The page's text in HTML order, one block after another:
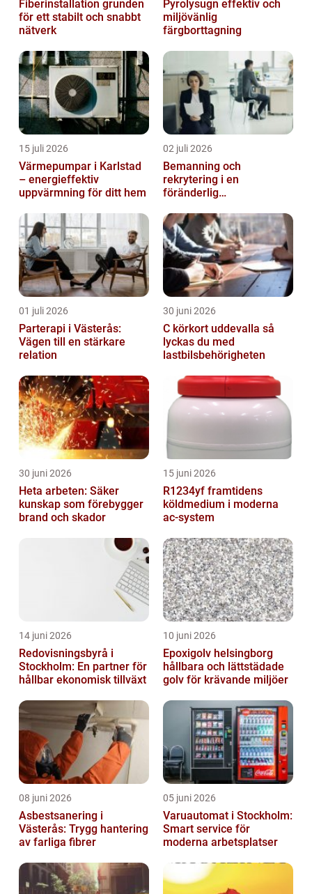
Fiberinstallation grunden
för ett stabilt och snabbt
nätverk
Pyrolysugn effektiv och
miljövänlig
färgborttagning
15 juli 2026
Värmepumpar i Karlstad
– energieffektiv
uppvärmning för ditt hem
02 juli 2026
Bemanning och
rekrytering i en
föränderlig
01 juli 2026
Parterapi i Västerås:
Vägen till en stärkare
relation
30 juni 2026
C körkort uddevalla så
lyckas du med
lastbilsbehörigheten
30 juni 2026
Heta arbeten: Säker
kunskap som förebygger
brand och skador
15 juni 2026
R1234yf framtidens
köldmedium i moderna
ac-system
14 juni 2026
Redovisningsbyrå i
Stockholm: En partner för
hållbar ekonomisk tillväxt
10 juni 2026
Epoxigolv helsingborg
hållbara och lättstädade
golv för krävande miljöer
08 juni 2026
Asbestsanering i
Västerås: Trygg hantering
av farliga fibrer
05 juni 2026
Varuautomat i Stockholm:
Smart service för
moderna arbetsplatser